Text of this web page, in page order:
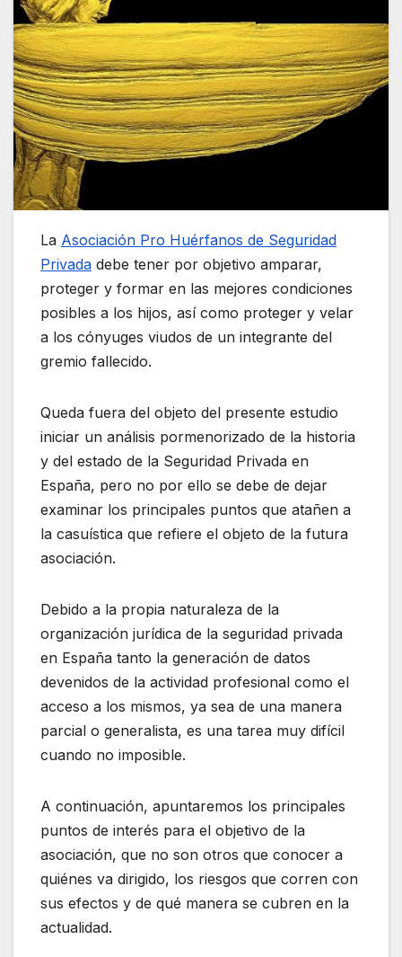
La Asociación Pro Huérfanos de Seguridad
Privada debe tener por objetivo amparar,
proteger y formar en las mejores condiciones
posibles a los hijos, así como proteger y velar
a los cónyuges viudos de un integrante del
gremio fallecido.
Queda fuera del objeto del presente estudio
iniciar un análisis pormenorizado de la historia
y del estado de la Seguridad Privada en
España, pero no por ello se debe de dejar
examinar los principales puntos que atañen a
la casuística que refiere el objeto de la futura
asociación.
Debido a la propia naturaleza de la
organización jurídica de la seguridad privada
en España tanto la generación de datos
devenidos de la actividad profesional como el
acceso a los mismos, ya sea de una manera
parcial o generalista, es una tarea muy difícil
cuando no imposible.
A continuación, apuntaremos los principales
puntos de interés para el objetivo de la
asociación, que no son otros que conocer a
quiénes va dirigido, los riesgos que corren con
sus efectos y de qué manera se cubren en la
actualidad.